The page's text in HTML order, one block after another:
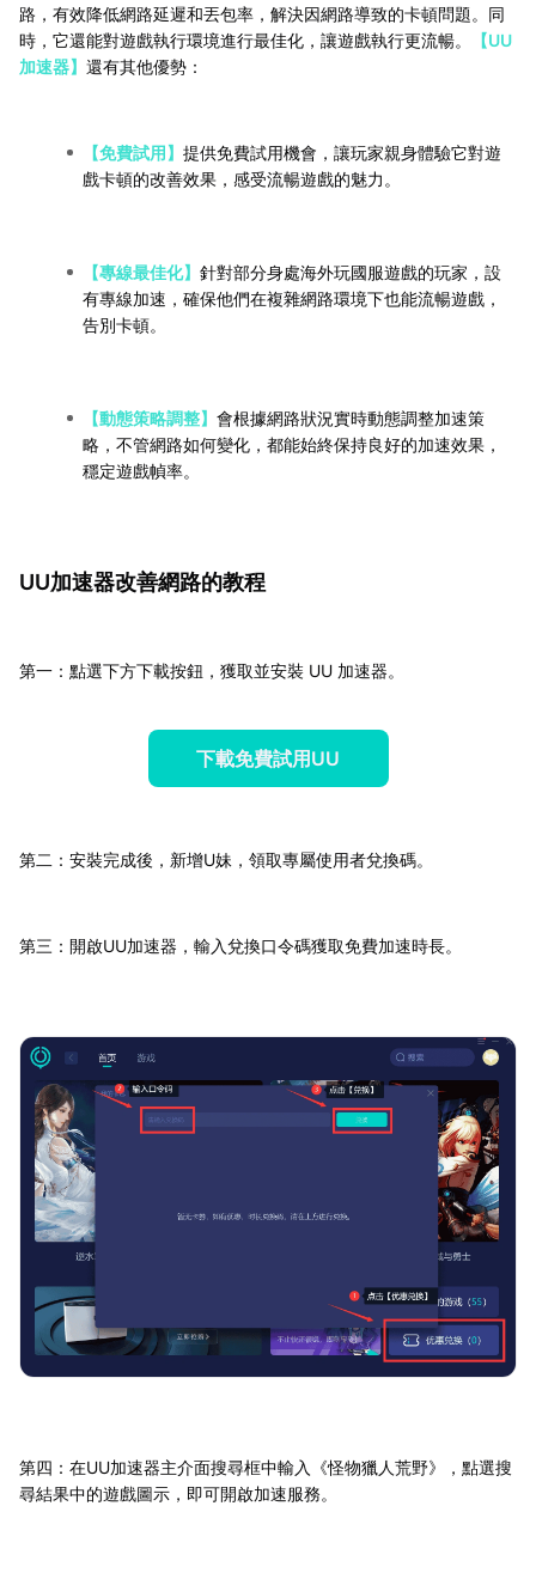
路，有效降低網路延遲和丟包率，解決因網路導致的卡頓問題。同
時，它還能對遊戲執行環境進行最佳化，讓遊戲執行更流暢。
【UU
加速器】 還有其他優勢：
【免費試用】 提供免費試用機會，讓玩家親身體驗它對遊
戲卡頓的改善效果，感受流暢遊戲的魅力。
【專線最佳化】 針對部分身處海外玩國服遊戲的玩家，設
有專線加速，確保他們在複雜網路環境下也能流暢遊戲，
告別卡頓。
【動態策略調整】 會根據網路狀況實時動態調整加速策
略，不管網路如何變化，都能始終保持良好的加速效果，
穩定遊戲幀率。
UU加速器改善網路的教程
第一：點選下方下載按鈕，獲取並安裝 UU 加速器。
下載免費試用UU
第二：安裝完成後，新增U妹，領取專屬使用者兌換碼。
第三：開啟UU加速器，輸入兌換口令碼獲取免費加速時長。
第四：在UU加速器主介面搜尋框中輸入《怪物獵人荒野》，點選搜
尋結果中的遊戲圖示，即可開啟加速服務。